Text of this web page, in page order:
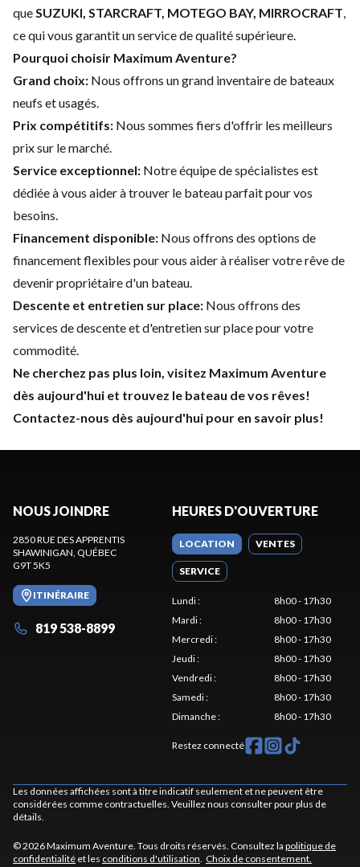
que SUZUKI, STARCRAFT, MOTEGO BAY, MIRROCRAFT
ce qui vous garantit un service de qualité supérieure.
Pourquoi choisir Maximum Aventure?
Grand choix: Nous offrons un grand inventaire de bateaux
neufs et usagés.
Prix compétitifs: Nous sommes fiers d'offrir les meilleurs
prix sur le marché.
Service exceptionnel: Notre équipe de spécialistes est
dédiée à vous aider à trouver le bateau parfait pour vos
besoins.
Financement disponible: Nous offrons des options de
financement flexibles pour vous aider à réaliser votre rêve de
devenir propriétaire d'un bateau.
Descente et entretien sur place: Nous offrons des
services de descente et d'entretien sur place pour votre
commodité.
Ne cherchez pas plus loin, visitez Maximum Aventure
dès aujourd'hui et trouvez le bateau de vos rêves!
Contactez-nous dès aujourd'hui pour en savoir plus!
NOUS JOINDRE
2850 RUE DES APPRENTIS
SHAWINIGAN , QUÉBEC
G9T 5K5
ITINÉRAIRE
819 538-8899
HEURES D'OUVERTURE
LOCATION VENTES
SERVICE
Lundi:
8h00 - 17h30
Mardi:
8h00 - 17h30
Mercredi:
8h00 - 17h30
Jeudi:
8h00 - 17h30
Vendredi:
8h00 - 17h30
Samedi:
8h00 - 17h30
Dimanche: 8h00 - 17h30
Restez connecté
Les données affichées sont à titre indicatif seulement et ne peuvent être
considérées comme contractuelles. Veuillez nous consulter pour plus de
détails.
© 2026 Maximum Aventure. Tous droits réservés. Consultez la politique de
confidentialité et les conditions d'utilisation Choix de consentement.